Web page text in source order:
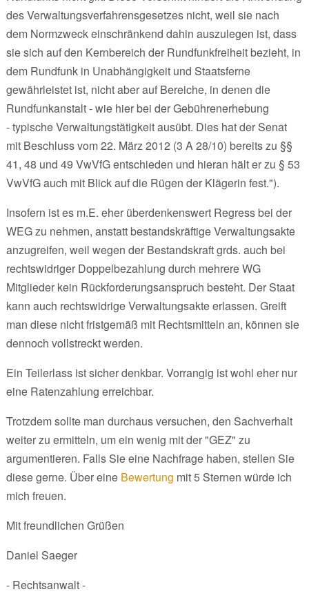
des Verwaltungsverfahrensgesetzes nicht, weil sie nach
dem Normzweck einschränkend dahin auszulegen ist, dass
sie sich auf den Kernbereich der Rundfunkfreiheit bezieht, in
dem Rundfunk in Unabhängigkeit und Staatsferne
gewährleistet ist, nicht aber auf Bereiche, in denen die
Rundfunkanstalt - wie hier bei der Gebührenerhebung
- typische Verwaltungstätigkeit ausübt. Dies hat der Senat
mit Beschluss vom 22. März 2012 (3 A 28/10) bereits zu §§
41, 48 und 49 VwVfG entschieden und hieran hält er zu § 53
VwVfG auch mit Blick auf die Rügen der Klägerin fest.").
Insofern ist es m.E. eher überdenkenswert Regress bei der
WEG zu nehmen, anstatt bestandskräftige Verwaltungsakte
anzugreifen, weil wegen der Bestandskraft grds. auch bei
rechtswidriger Doppelbezahlung durch mehrere WG
Mitglieder kein Rückforderungsanspruch besteht. Der Staat
kann auch rechtswidrige Verwaltungsakte erlassen. Greift
man diese nicht fristgemäß mit Rechtsmitteln an, können sie
dennoch vollstreckt werden.
Ein Teilerlass ist sicher denkbar. Vorrangig ist wohl eher nur
eine Ratenzahlung erreichbar.
Trotzdem sollte man durchaus versuchen, den Sachverhalt
weiter zu ermitteln, um ein wenig mit der "GEZ" zu
argumentieren. Falls Sie eine Nachfrage haben, stellen Sie
diese gerne. Über eine Bewertung mit 5 Sternen würde ich
mich freuen.
Mit freundlichen Grüßen
Daniel Saeger
- Rechtsanwalt -